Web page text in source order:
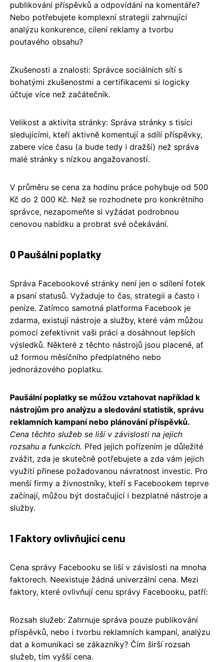
publikování příspěvků a odpovídání na komentáře?
Nebo potřebujete komplexní strategii zahrnující
analýzu konkurence, cílení reklamy a tvorbu
poutavého obsahu?
Zkušenosti a znalosti: Správce sociálních sítí s
bohatými zkušenostmi a certifikacemi si logicky
účtuje více než začátečník.
Velikost a aktivita stránky: Správa stránky s tisíci
sledujícími, kteří aktivně komentují a sdílí příspěvky,
zabere více času (a bude tedy i dražší) než správa
malé stránky s nízkou angažovaností.
V průměru se cena za hodinu práce pohybuje od 500
Kč do 2 000 Kč. Než se rozhodnete pro konkrétního
správce, nezapomeňte si vyžádat podrobnou
cenovou nabídku a probrat své očekávání.
0 Paušální poplatky
Správa Facebookové stránky není jen o sdílení fotek
a psaní statusů. Vyžaduje to čas, strategii a často i
peníze. Zatímco samotná platforma Facebook je
zdarma, existují nástroje a služby, které vám můžou
pomoci zefektivnit vaši práci a dosáhnout lepších
výsledků. Některé z těchto nástrojů jsou placené, ať
už formou měsíčního předplatného nebo
jednorázového poplatku.
Paušální poplatky se můžou vztahovat například k
nástrojům pro analýzu a sledování statistik, správu
reklamních kampaní nebo plánování příspěvků.
Cena těchto služeb se liší v závislosti na jejich
rozsahu a funkcích. Před jejich pořízením je důležité
zvážit, zda je skutečně potřebujete a zda vám jejich
využití přinese požadovanou návratnost investic. Pro
menší firmy a živnostníky, kteří s Facebookem teprve
začínají, můžou být dostačující i bezplatné nástroje a
služby.
1 Faktory ovlivňující cenu
Cena správy Facebooku se liší v závislosti na mnoha
faktorech. Neexistuje žádná univerzální cena. Mezi
faktory, které ovlivňují cenu správy Facebooku, patří:
Rozsah služeb: Zahrnuje správa pouze publikování
příspěvků, nebo i tvorbu reklamních kampaní, analýzu
dat a komunikaci se zákazníky? Čím širší rozsah
služeb, tím vyšší cena.